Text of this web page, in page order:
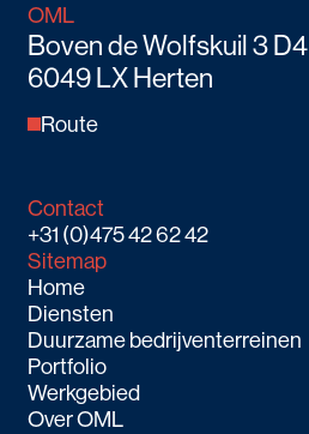
OML
Boven de Wolfskuil 3 D4
6049 LX Herten
Route
Contact
+31 (0)475 42 62 42
Sitemap
Home
Diensten
Duurzame bedrijventerreinen
Portfolio
Werkgebied
Over OML